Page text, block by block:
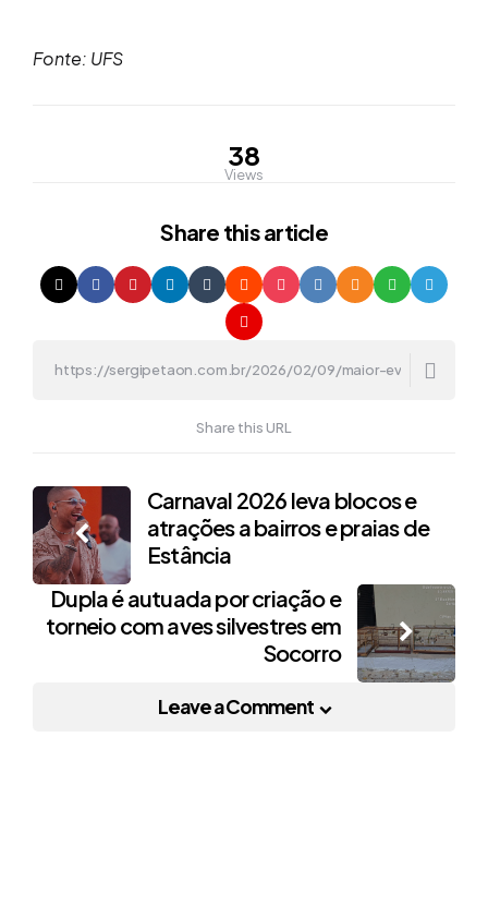
Fonte: UFS
38
Views
Share this article
Share this URL
Post
navigation
Carnaval 2026 leva blocos e
atrações a bairros e praias de
Estância
Dupla é autuada por criação e
torneio com aves silvestres em
Socorro
Leave a Comment